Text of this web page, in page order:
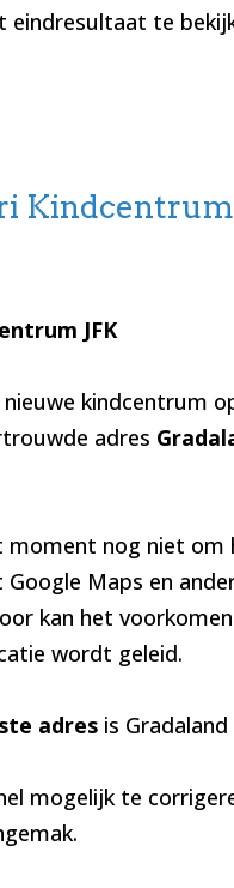
te
Kindcentrum
JFK
kindcentrum
adres
moment nog niet om
Maps en
kan het
wordt geleid.
adresis Gradaland
mogelijk te